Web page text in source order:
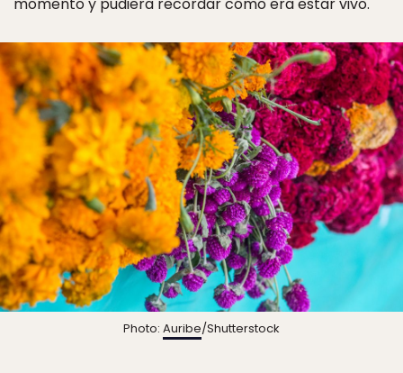
momento y pudiera recordar cómo era estar vivo.
Photo: Auribe/Shutterstock